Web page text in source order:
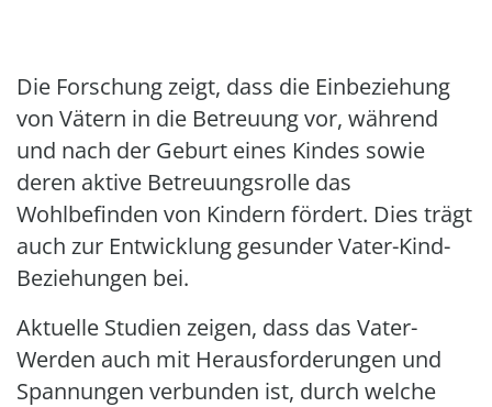
Die Forschung zeigt, dass die Einbeziehung
von Vätern in die Betreuung vor, während
und nach der Geburt eines Kindes sowie
deren aktive Betreuungsrolle das
Wohlbefinden von Kindern fördert. Dies trägt
auch zur Entwicklung gesunder Vater-Kind-
Beziehungen bei.
Aktuelle Studien zeigen, dass das Vater-
Werden auch mit Herausforderungen und
Spannungen verbunden ist, durch welche